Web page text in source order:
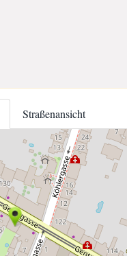
Straßenansicht